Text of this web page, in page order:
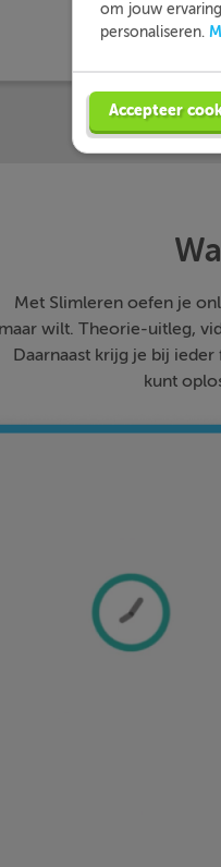
Met Slimleren oefen je
maar wilt. Theorie-uitleg,
Daarnaast krijg je bij
kunt
om jouw
personaliseren.
Accepteer